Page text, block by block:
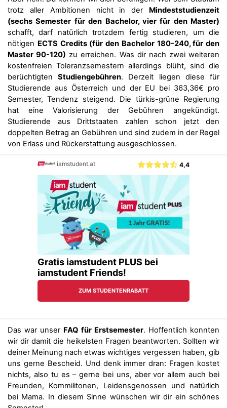
trotz aller Ambitionen nicht in der Mindeststudienzeit
(sechs Semester für den Bachelor, vier für den Master)
schafft, darf natürlich trotzdem fertig studieren, um die
nötigen ECTS Credits (für den Bachelor 180-240, für den
Master 90-120) zu erreichen. Was dir nach zwei weiteren
kostenfreien Toleranzsemestern allerdings blüht, sind die
berüchtigtenStudiengebühren. Derzeit liegen diese für
Studierende aus Österreich und der EU bei 363,36€ pro
Semester, Tendenz steigend. Die türkis-grüne Regierung
hat eine Valorisierung der Gebühren angekündigt.
Studierende aus Drittstaaten zahlen schon jetzt den
doppelten Betrag an Gebühren und sind zudem in der Regel
von Erlass und Rückerstattung ausgeschlossen.
Das war unser FAQ für Erstsemester. Hoffentlich konnten
wir dir damit die heikelsten Fragen beantworten. Sollten wir
deiner Meinung nach etwas wichtiges vergessen haben, gib
uns gerne Bescheid. Und denk immer dran: Fragen kostet
nichts, also tu es – gerne bei uns, aber vor allem auch bei
Freunden, Kommilitonen, Leidensgenossen und natürlich
bei Mama. In diesem Sinne wünschen wir dir ein schönes